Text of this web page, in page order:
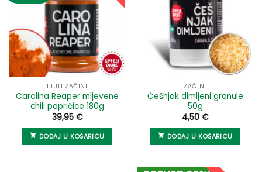
LJUTI ZAČINI
Carolina Reaper mljevene
chili papričice 180g
39,95 €
DODAJ U KOŠARICU
ZAČINI
Češnjak dimljeni granule
50g
4,50 €
DODAJ U KOŠARICU